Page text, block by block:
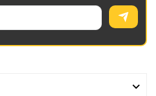
